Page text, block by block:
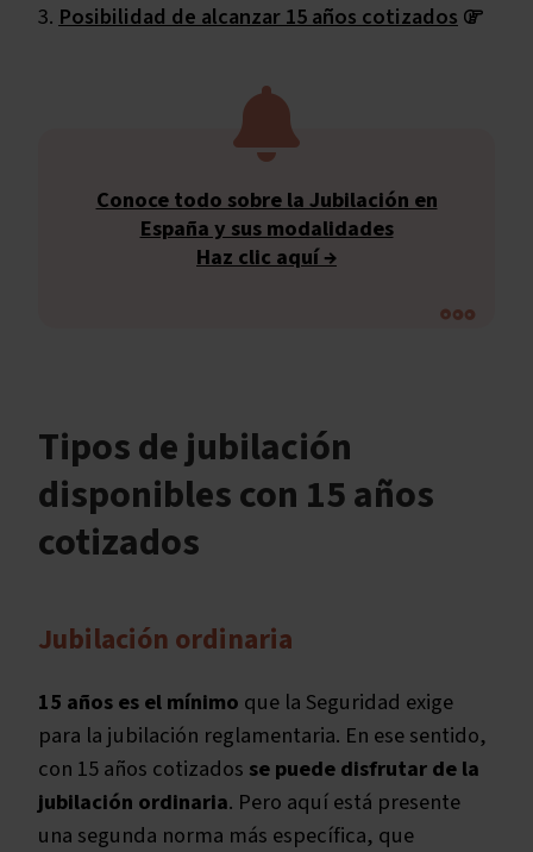
Posibilidad de alcanzar 15 años cotizados
Conoce todo sobre la Jubilación en
España y sus modalidades
Haz clic aquí→
Tipos de jubilación
disponibles con 15 años
cotizados
Jubilación ordinaria
15 años es el mínimo que la Seguridad exige
para la jubilación reglamentaria. En ese sentido,
con 15 años cotizados se puede disfrutar de la
jubilación ordinaria. Pero aquí está presente
una segunda norma más específica, que